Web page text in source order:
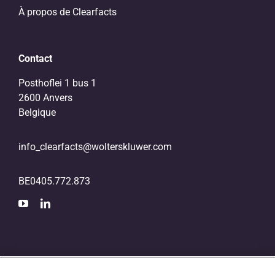
À propos de Clearfacts
Contact
Posthoflei 1 bus 1
2600 Anvers
Belgique
info_clearfacts@wolterskluwer.com
BE0405.772.873